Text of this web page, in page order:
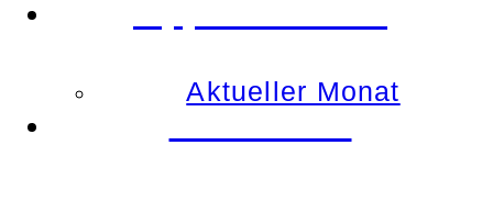
Aktueller Monat